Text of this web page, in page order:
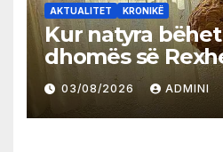
AKTUALITET KRONIKË
Kur natyra
dhomës së
03/08/2026 ADMINI